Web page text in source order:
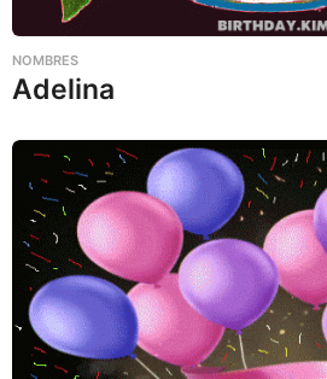
NOMBRES
Adelina